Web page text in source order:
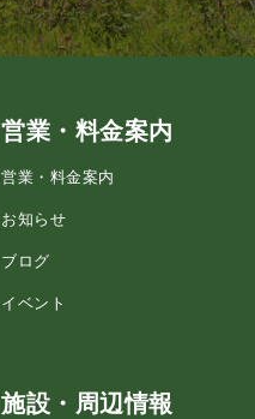
営業・料金案内
営業・料金案内
お知らせ
ブログ
イベント
施設・周辺情報